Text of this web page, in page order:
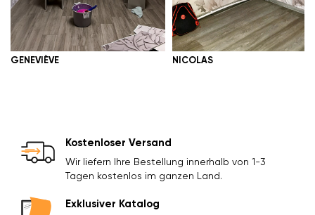
GENEVIÈVE NICOLAS
Kostenloser Versand
Wir liefern Ihre Bestellung innerhalb von 1-3
Tagen kostenlos im ganzen Land.
Exklusiver Katalog